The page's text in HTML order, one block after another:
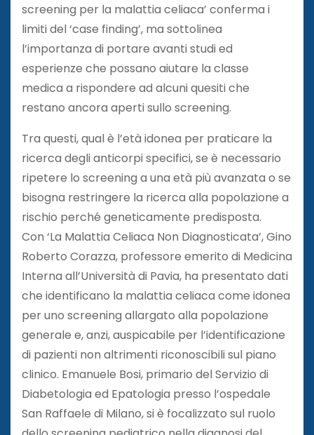
screening per la malattia celiaca’ conferma i
limiti del ‘case finding’, ma sottolinea
l’importanza di portare avanti studi ed
esperienze che possano aiutare la classe
medica a rispondere ad alcuni quesiti che
restano ancora aperti sullo screening.
Tra questi, qual è l’età idonea per praticare la
ricerca degli anticorpi specifici, se è necessario
ripetere lo screening a una età più avanzata o se
bisogna restringere la ricerca alla popolazione a
rischio perché geneticamente predisposta.
Con ‘La Malattia Celiaca Non Diagnosticata’, Gino
Roberto Corazza, professore emerito di Medicina
Interna all’Università di Pavia, ha presentato dati
che identificano la malattia celiaca come idonea
per uno screening allargato alla popolazione
generale e, anzi, auspicabile per l’identificazione
di pazienti non altrimenti riconoscibili sul piano
clinico. Emanuele Bosi, primario del Servizio di
Diabetologia ed Epatologia presso l’ospedale
San Raffaele di Milano, si è focalizzato sul ruolo